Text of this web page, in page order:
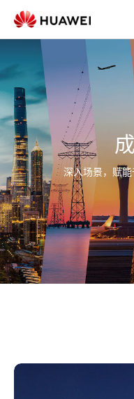
深入场景，赋